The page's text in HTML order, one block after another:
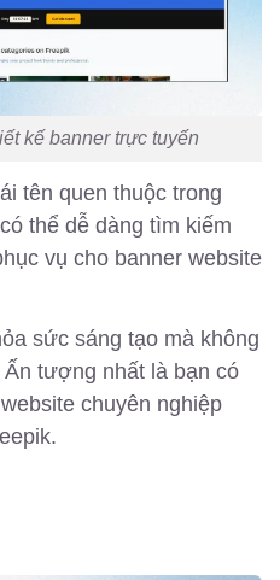
kế banner trực tuyến
tên quen thuộc trong
thể dễ dàng tìm kiếm
vụ cho banner website
sức sáng tạo mà không
tượng nhất là bạn có
chuyên nghiệp